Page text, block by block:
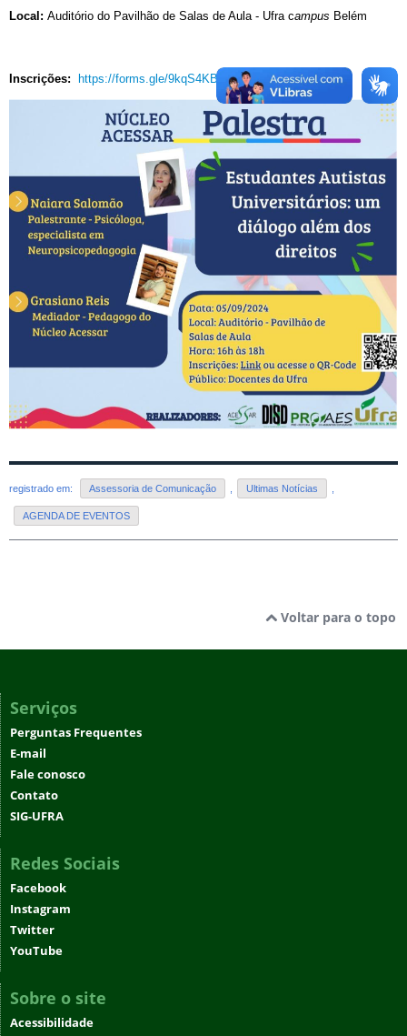
Local: Auditório do Pavilhão de Salas de Aula - Ufra campus Belém
Inscrições: https://forms.gle/9kqS4KBEDQNH1Tqt6
registrado em: Assessoria de Comunicação Ultimas Notícias
AGENDA DE EVENTOS
Voltar para o topo
Serviços
Perguntas Frequentes
E-mail
Fale conosco
Contato
SIG-UFRA
Redes Sociais
Facebook
Instagram
Twitter
YouTube
Sobre o site
Acessibilidade